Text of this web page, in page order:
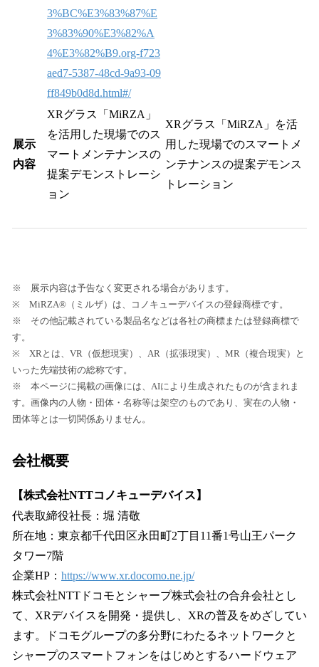
3%BC%E3%83%87%E
3%83%90%E3%82%A
4%E3%82%B9.org-f723
aed7-5387-48cd-9a93-09
ff849b0d8d.html#/
展示
内容
XRグラス「MiRZA」
を活用した現場でのス
マートメンテナンスの
提案デモンストレーシ
ョン
XRグラス「MiRZA」を活
用した現場でのスマートメ
ンテナンスの提案デモンス
トレーション
※ 展示内容は予告なく変更される場合があります。
※ MiRZA®（ミルザ）は、コノキューデバイスの登録商標です。
※ その他記載されている製品名などは各社の商標または登録商標で
す。
※ XRとは、VR（仮想現実）、AR（拡張現実）、MR（複合現実）と
いった先端技術の総称です。
※ 本ページに掲載の画像には、AIにより生成されたものが含まれま
す。画像内の人物・団体・名称等は架空のものであり、実在の人物・
団体等とは一切関係ありません。
会社概要
【株式会社NTTコノキューデバイス】
代表取締役社長：堀 清敬
所在地：東京都千代田区永田町2丁目11番1号山王パーク
タワー7階
企業HP： https://www.xr.docomo.ne.jp/
株式会社NTTドコモとシャープ株式会社の合弁会社とし
て、XRデバイスを開発・提供し、XRの普及をめざしてい
ます。ドコモグループの多分野にわたるネットワークと
シャープのスマートフォンをはじめとするハードウェア